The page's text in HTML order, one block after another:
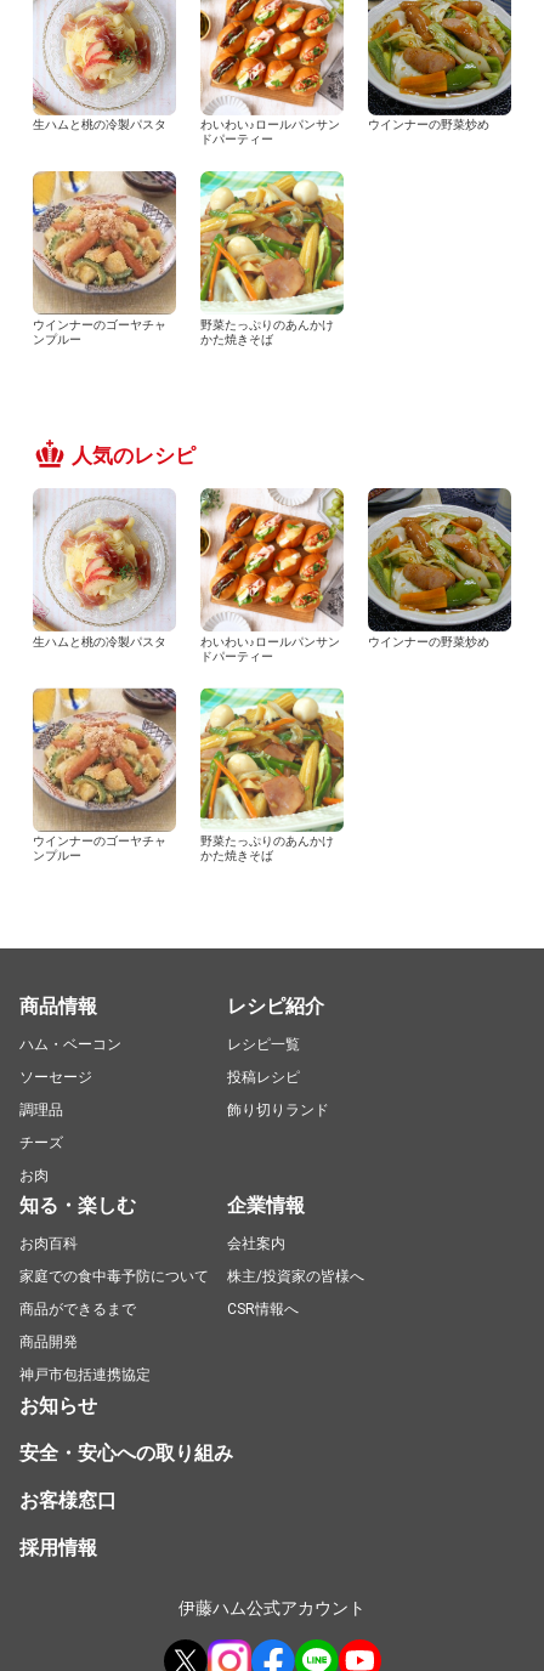
生ハムと桃の冷製パスタ
わいわい♪ロールパンサン
ドパーティー
ウインナーの野菜炒め
ウインナーのゴーヤチャ
ンプルー
野菜たっぷりのあんかけ
かた焼きそば
人気のレシピ
生ハムと桃の冷製パスタ
わいわい♪ロールパンサン
ドパーティー
ウインナーの野菜炒め
ウインナーのゴーヤチャ
ンプルー
野菜たっぷりのあんかけ
かた焼きそば
商品情報
ハム・ベーコン
ソーセージ
調理品
チーズ
お肉
レシピ紹介
レシピ一覧
投稿レシピ
飾り切りランド
知る・楽しむ
お肉百科
家庭での食中毒予防について
商品ができるまで
商品開発
神戸市包括連携協定
企業情報
会社案内
株主/投資家の皆様へ
CSR情報へ
お知らせ
安全・安心への取り組み
お客様窓口
採用情報
伊藤ハム公式アカウント